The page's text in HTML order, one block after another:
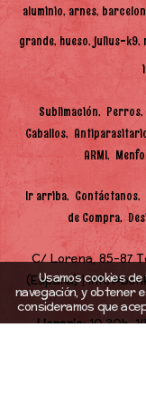
aluminio arnes
grande hueso julius-k9
Sublimación Perros
Caballos
ARMI
Ir arriba Contáctanos
de Compra
C/ Lorena, 85-87
(España) |
Horario:10.30h-
Usamos cookies
navegación, y obtener
consideramos que